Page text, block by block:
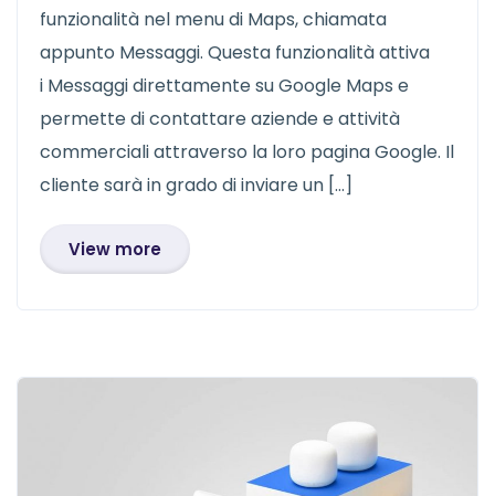
funzionalità nel menu di Maps, chiamata
appunto Messaggi. Questa funzionalità attiva
i Messaggi direttamente su Google Maps e
permette di contattare aziende e attività
commerciali attraverso la loro pagina Google. Il
cliente sarà in grado di inviare un […]
View more